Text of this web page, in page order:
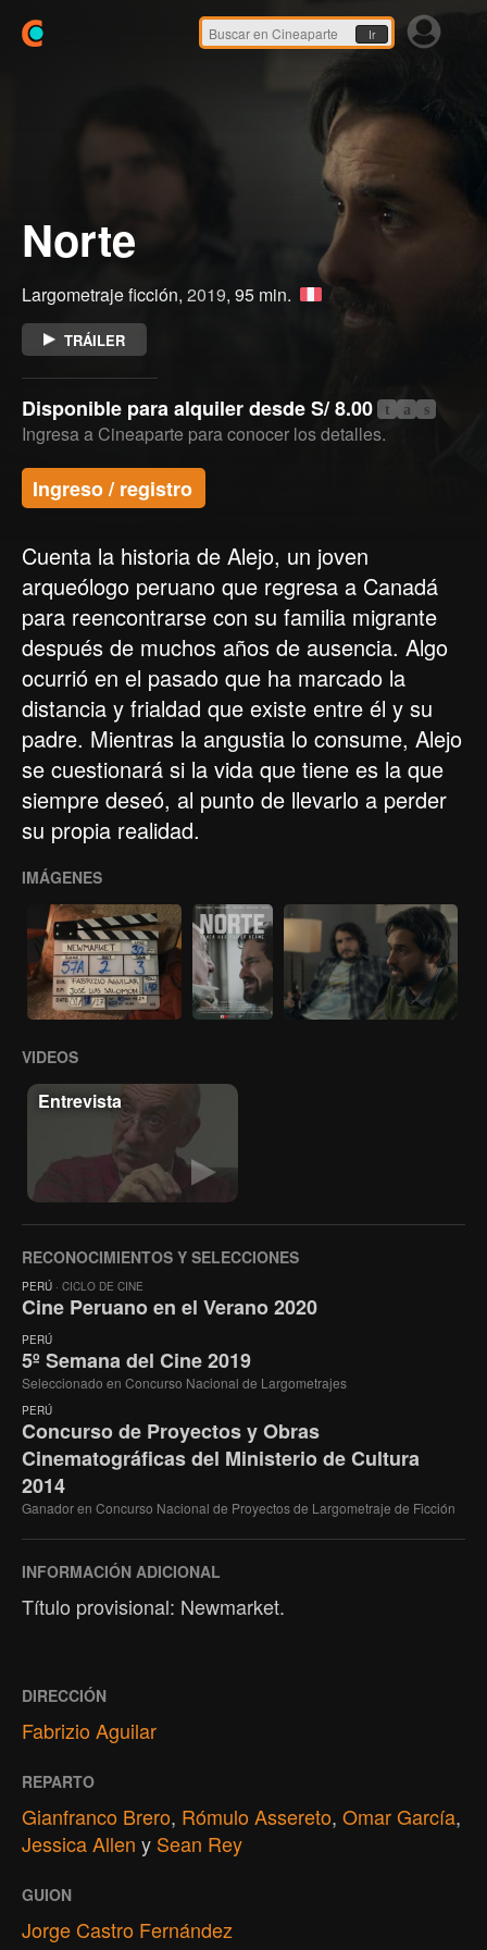
Ir
Norte
Largometraje ficción, 2019, 95 min.
TRÁILER
Disponible para alquiler desde S/ 8.00 t a s
Ingresa a Cineaparte para conocer los detalles.
Ingreso / registro
Cuenta la historia de Alejo, un joven
arqueólogo peruano que regresa a Canadá
para reencontrarse con su familia migrante
después de muchos años de ausencia. Algo
ocurrió en el pasado que ha marcado la
distancia y frialdad que existe entre él y su
padre. Mientras la angustia lo consume, Alejo
se cuestionará si la vida que tiene es la que
siempre deseó, al punto de llevarlo a perder
su propia realidad.
IMÁGENES
VIDEOS
Entrevista
RECONOCIMIENTOS Y SELECCIONES
PERÚ · CICLO DE CINE
Cine Peruano en el Verano 2020
PERÚ
5º Semana del Cine 2019
Seleccionado en Concurso Nacional de Largometrajes
PERÚ
Concurso de Proyectos y Obras
Cinematográficas del Ministerio de Cultura
2014
Ganador en Concurso Nacional de Proyectos de Largometraje de Ficción
INFORMACIÓN ADICIONAL
Título provisional: Newmarket.
DIRECCIÓN
Fabrizio Aguilar
REPARTO
Gianfranco Brero, Rómulo Assereto, Omar García,
Jessica Allen y Sean Rey
GUION
Jorge Castro Fernández